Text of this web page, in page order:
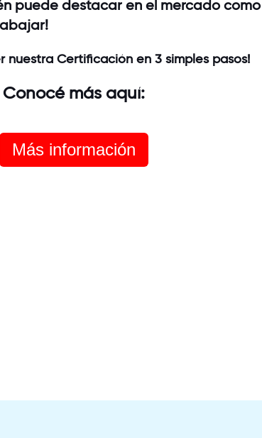
puede destacar en el mercado
nuestra Certificación en 3 simples pasos!
Conocé más aquí:
Más información